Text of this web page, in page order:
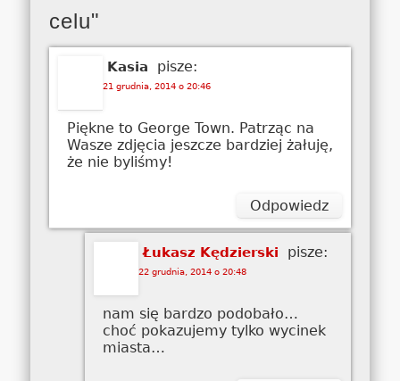
celu"
Kasia pisze:
21 grudnia, 2014 o 20:46
Piękne to George Town. Patrząc na
Wasze zdjęcia jeszcze bardziej żałuję,
że nie byliśmy!
Odpowiedz
Łukasz Kędzierski pisze:
22 grudnia, 2014 o 20:48
nam się bardzo podobało…
choć pokazujemy tylko wycinek
miasta…